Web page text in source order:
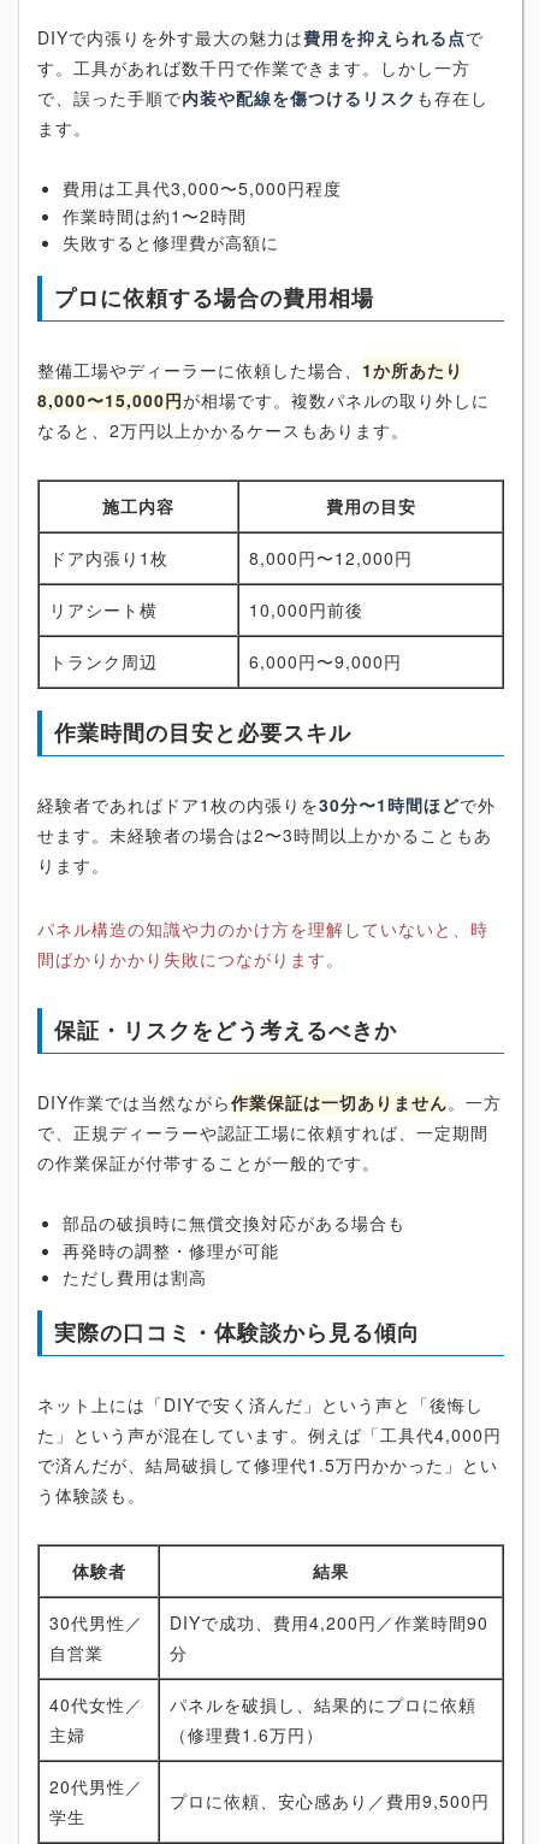
DIYで内張りを外す最大の魅力は費用を抑えられる点で
す。工具があれば数千円で作業できます。しかし一方
で、誤った手順で内装や配線を傷つけるリスク も存在し
ます。
費用は工具代3,000〜5,000円程度
作業時間は約1〜2時間
失敗すると修理費が高額に
プロに依頼する場合の費用相場
整備工場やディーラーに依頼した場合、 1か所あたり
8,000〜15,000円が相場です。複数パネルの取り外しに
なると、2万円以上かかるケースもあります。
施工内容 費用の目安
ドア内張り1枚 8,000円〜12,000円
リアシート横 10,000円前後
トランク周辺 6,000円〜9,000円
作業時間の目安と必要スキル
経験者であればドア1枚の内張りを30分〜1時間ほどで外
せます。未経験者の場合は2〜3時間以上かかることもあ
ります。
パネル構造の知識や力のかけ方を理解していないと、時
間ばかりかかり失敗につながります。
保証・リスクをどう考えるべきか
DIY作業では当然ながら作業保証は一切ありません。一方
で、正規ディーラーや認証工場に依頼すれば、一定期間
の作業保証が付帯することが一般的です。
部品の破損時に無償交換対応がある場合も
再発時の調整・修理が可能
ただし費用は割高
実際の口コミ・体験談から見る傾向
ネット上には「DIYで安く済んだ」という声と「後悔し
た」という声が混在しています。例えば「工具代4,000円
で済んだが、結局破損して修理代1.5万円かかった」とい
う体験談も。
体験者 結果
30代男性／
自営業
DIYで成功、費用4,200円／作業時間90
分
40代女性／
主婦
パネルを破損し、結果的にプロに依頼
（修理費1.6万円）
20代男性／
学生
プロに依頼、安心感あり／費用9,500円